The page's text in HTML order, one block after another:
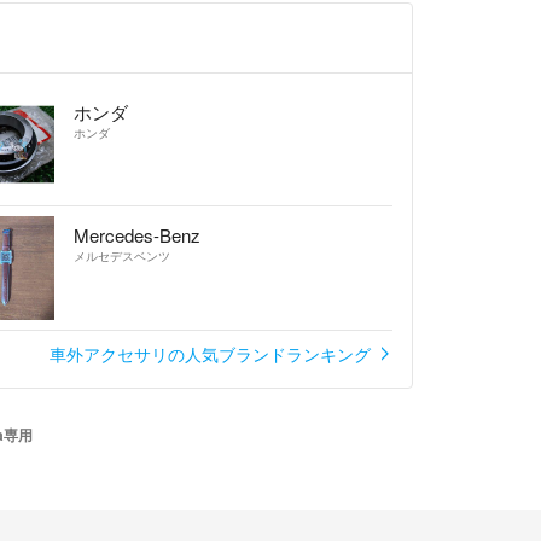
ホンダ
ホンダ
Mercedes-Benz
メルセデスベンツ
車外アクセサリの人気ブランドランキング
用